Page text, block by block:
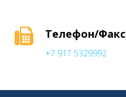
Телефон/Факс
+7 917 5329992